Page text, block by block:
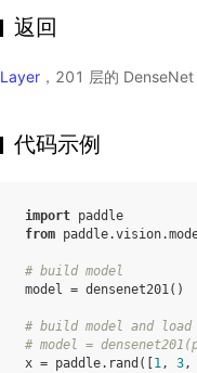
返回
Layer ，201 层的 DenseNet
代码示例
import paddle
from
# build model
model = densenet201()
# build model and
# model =
x = paddle. rand ([ 1, 3,